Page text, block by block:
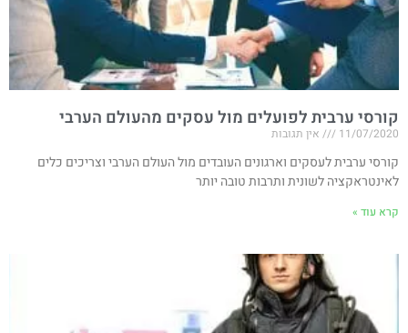
קורסי ערבית לפועלים מול עסקים מהעולם הערבי
11/07/2020 אין תגובות
קורסי ערבית לעסקים וארגונים העובדים מול העולם הערבי וצריכים כלים
לאינטראקציה לשונית ותרבות טובה יותר
קרא עוד »